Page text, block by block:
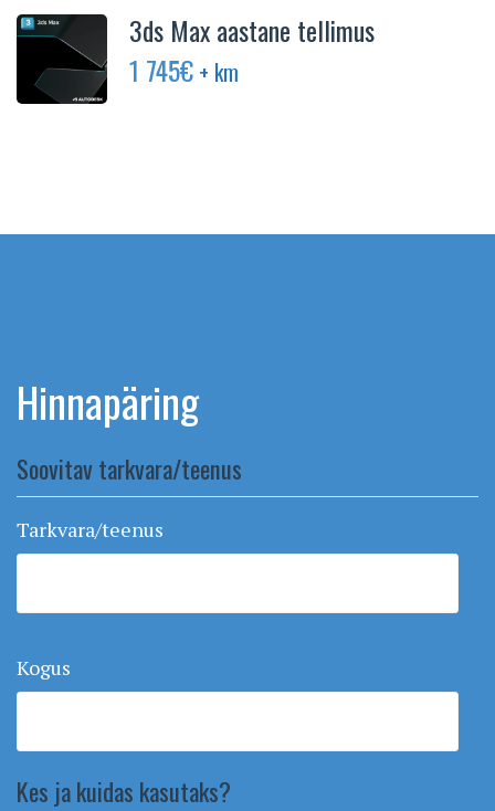
3ds Max aastane tellimus
1 745€ + km
Hinnapäring
Soovitav tarkvara/teenus
Tarkvara/teenus
Kogus
Kes ja kuidas kasutaks?